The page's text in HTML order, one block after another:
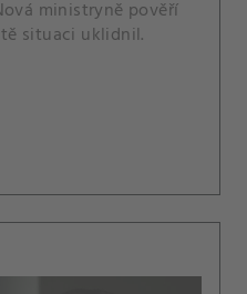
ministryně pověří
situaci uklidnil.